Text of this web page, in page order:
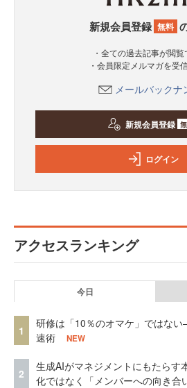
新規会員登録 無料
・全ての過去記事が閲
・会員限定メルマガを受
メールバックナ
新規会員登録
ログイン
アクセスランキング
今日
1
研修は「10％のオマケ」ではな
速術
NEW
2
生成AIがマネジメントにもたらす
化ではなく「メンバーへの向き合